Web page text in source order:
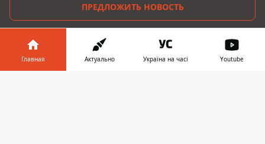
ПРЕДЛОЖИТЬ НОВОСТЬ
Мир
Главная Актуально Україна на часі Youtube